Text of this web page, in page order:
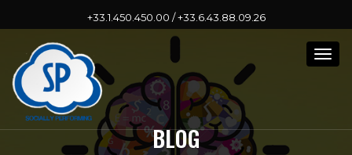
+33.1.450.450.00 / +33.6.43.88.09.26
BLOG